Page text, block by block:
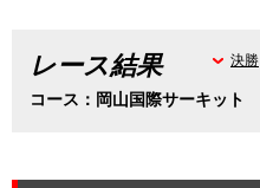
レース結果
コース：岡山国際サーキット
決勝